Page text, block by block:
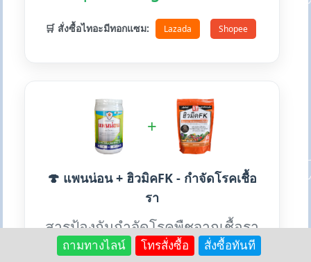
🛒 สั่งซื้อไทอะมีทอกแซม: Lazada Shopee
+
🍄 แพนน่อน + ฮิวมิคFK - กำจัดโรคเชื้อ
รา
สารป้องกันกำจัดโรคพืชจากเชื้อรา
หลายชนิด เหมาะสำหรับทุกพืช
ถามทางไลน์ โทรสั่งซื้อ สั่งซื้อทันที